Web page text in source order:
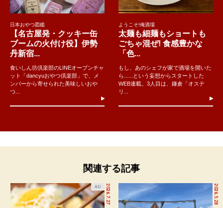
日本おやつ図鑑
【名古屋発・クッキー缶
ブームの火付け役】伊勢
丹新宿...
食いしん坊倶楽部のLINEオープンチャ
ット「dancyuおやつ倶楽部」で、メ
ンバーから寄せられた美味しいおや
つ...
ようこそ!俺酒場
太麺も細麺もショートも
ごちゃ混ぜ! 食感豊かな
「色...
もし、あのシェフが家で酒場を開いた
ら......という妄想からスタートした
WEB連載。3人目は、鎌倉「オステ
リ...
関連する記事
2026.7.27
AD 2026.5.28